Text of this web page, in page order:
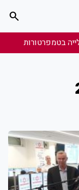
search